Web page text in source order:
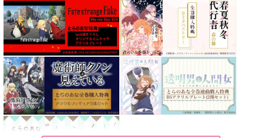
告白
ガヤ
専売 1,415円（税込）
ひゃくえむ。
小宮×トガシ
サンプル
カート
正規分布の外側
九十九
専売 630円（税込）
鬼滅の刃
不死川実弥×不死川玄弥
サンプル
ぼくらはシスタス、明
日には死ぬ花
kobashiri
1,760円 （税込）
メダリスト
夜鷹純×明浦路司
サンプル